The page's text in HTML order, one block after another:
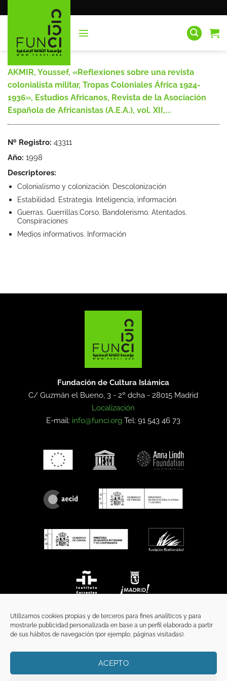
Utilizamos cookies propias y de terceros para fines analíticos y para
mostrarle publicidad personalizada en base a un perfil elaborado a partir
de sus hábitos de navegación (por ejemplo, páginas visitadas).
ACEPTO
al
AKMIR, Youssef, «Reflexiones sobre una revista
colonialista militar, Tropas Coloniales África 1924-
1936», Estudios Africanos, Revista de la Asociación
Española de Africanistas (A.E.A.), vol. XII,...
Nº Registro: 43311
Año: 1998
Descriptores:
Colonialismo y colonización. Descolonización
Estabilidad. Estrategia. Inteligencia, información
Guerras. Guerrillas.Corso. Bandolerismo. Atentados.
Conspiraciones
Medios informativos. Información
Fundación de Cultura Islámica
C/ Guzmán el Bueno, 3 - 2º dcha -28015 Madrid
Localización
E-mail: info@funci.org Tel: 91 543 46 73